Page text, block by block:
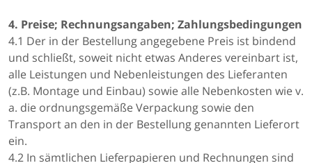
4. Preise; Rechnungsangaben; Zahlungsbedingungen
4.1 Der in der Bestellung angegebene Preis ist bindend
und schließt, soweit nicht etwas Anderes vereinbart ist,
alle Leistungen und Nebenleistungen des Lieferanten
(z.B. Montage und Einbau) sowie alle Nebenkosten wie v.
a. die ordnungsgemäße Verpackung sowie den
Transport an den in der Bestellung genannten Lieferort
ein.
4.2 In sämtlichen Lieferpapieren und Rechnungen sind